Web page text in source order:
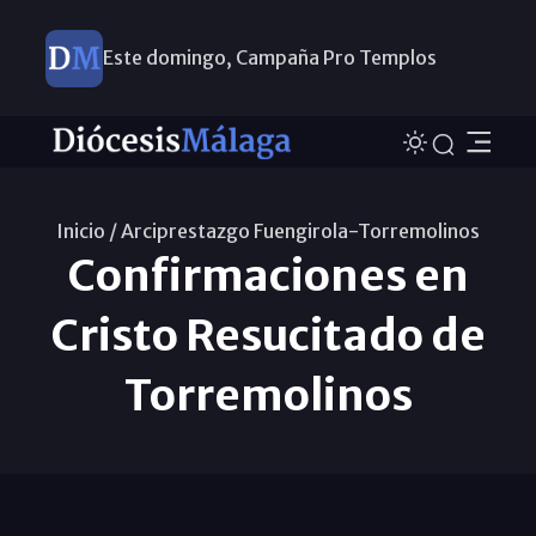
Este domingo, Campaña Pro Templos
Inicio /Arciprestazgo Fuengirola-Torremolinos
Confirmaciones en
Cristo Resucitado de
Torremolinos